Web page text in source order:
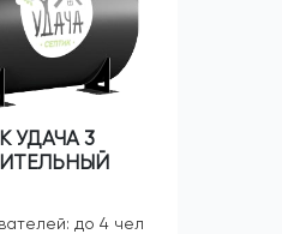
УДАЧА 3
до 4 чел